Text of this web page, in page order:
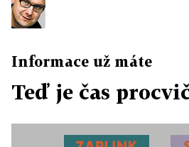
Informace už máte
Teď je čas